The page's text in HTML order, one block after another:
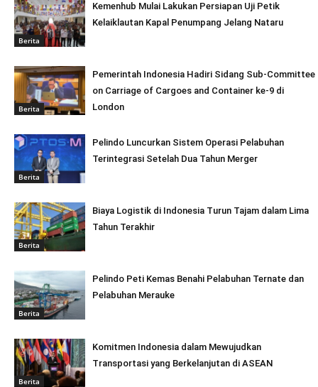
Berita
Kemenhub Mulai Lakukan Persiapan Uji Petik
Kelaiklautan Kapal Penumpang Jelang Nataru
Berita
Pemerintah Indonesia Hadiri Sidang Sub-Committee
on Carriage of Cargoes and Container ke-9 di
London
Berita
Pelindo Luncurkan Sistem Operasi Pelabuhan
Terintegrasi Setelah Dua Tahun Merger
Berita
Biaya Logistik di Indonesia Turun Tajam dalam Lima
Tahun Terakhir
Berita
Pelindo Peti Kemas Benahi Pelabuhan Ternate dan
Pelabuhan Merauke
Berita
Komitmen Indonesia dalam Mewujudkan
Transportasi yang Berkelanjutan di ASEAN